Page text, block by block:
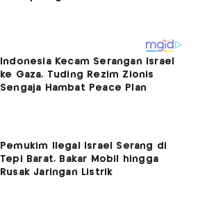
Indonesia Kecam Serangan Israel
ke Gaza, Tuding Rezim Zionis
Sengaja Hambat Peace Plan
Pemukim Ilegal Israel Serang di
Tepi Barat, Bakar Mobil hingga
Rusak Jaringan Listrik